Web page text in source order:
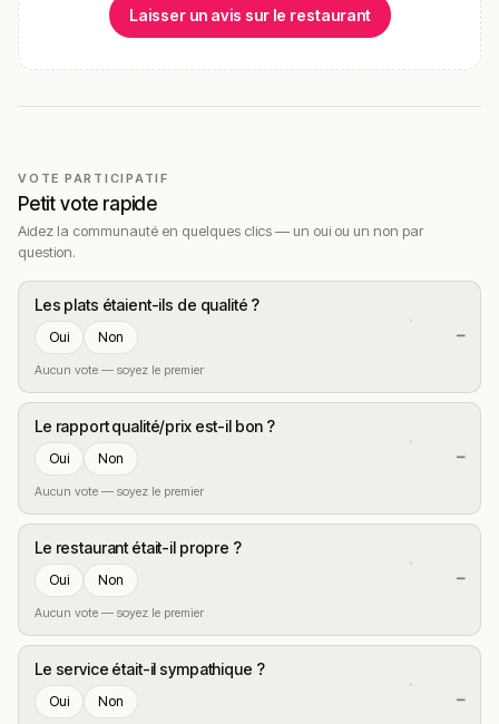
Laisser un avis sur le restaurant
VOTE PARTICIPATIF
Petit vote rapide
Aidez la communauté en quelques clics — un oui ou un non par
question.
Les plats étaient-ils de qualité ?
Oui Non
Aucun vote — soyez le premier
—
Le rapport qualité/prix est-il bon ?
Oui Non
Aucun vote — soyez le premier
—
Le restaurant était-il propre ?
Oui Non
Aucun vote — soyez le premier
—
Le service était-il sympathique ?
Oui Non —